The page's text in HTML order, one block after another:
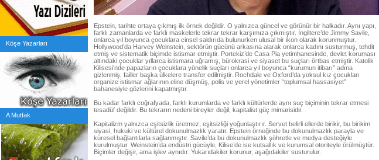
Köşe Yazarları
A Mutfak
Epstein, tarihte ortaya çıkmış ilk örnek değildir. O yalnızca güncel ve görünür bir halkadır. Aynı yapı,
farklı zamanlarda ve farklı maskelerle tekrar tekrar karşımıza çıkmıştır. İngiltere’de Jimmy Savile,
onlarca yıl boyunca çocuklara cinsel saldırıda bulunurken ulusal bir ikon olarak korunmuştur.
Hollywood’da Harvey Weinstein, sektörün gücünü arkasına alarak onlarca kadını susturmuş, tehdit
etmiş ve sistematik biçimde istismar etmiştir. Portekiz’de Casa Pia yetimhanesinde, devlet koruması
altındaki çocuklar yıllarca istismara uğramış, bürokrasi ve siyaset bu suçları örtbas etmiştir. Katolik
Kilisesi’nde papazların çocuklara yönelik suçları onlarca yıl boyunca “kurumun itibarı” adına
gizlenmiş, failler başka ülkelere transfer edilmiştir. Rochdale ve Oxford’da yoksul kız çocukları
organize istismar ağlarının eline düşmüş, polis ve yerel yönetimler “toplumsal hassasiyet”
bahanesiyle gözlerini kapatmıştır.
Bu kadar farklı coğrafyada, farklı kurumlarda ve farklı kültürlerde aynı suç biçiminin tekrar etmesi
tesadüf değildir. Bu tekrarın nedeni bireyler değil, kapitalist güç mimarisidir.
Kapitalizm yalnızca eşitsizlik üretmez, eşitsizliği yoğunlaştırır. Servet belirli ellerde birikir, bu birikim
siyasi, hukuki ve kültürel dokunulmazlık yaratır. Epstein örneğinde bu dokunulmazlık parayla ve
küresel bağlantılarla sağlanmıştır. Savile’da bu dokunulmazlık şöhretle ve medya desteğiyle
kurulmuştur. Weinstein’da endüstri gücüyle, Kilise’de ise kutsallık ve kurumsal otoriteyle örülmüştür.
Biçimler değişir, ama işlev aynıdır. Yukarıdakiler korunur, aşağıdakiler susturulur.